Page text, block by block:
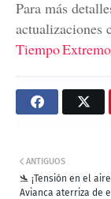
Para más
actualizaciones
Tiempo
ANTIGUOS
🛬 ¡Tensión en el
Avianca aterriza de